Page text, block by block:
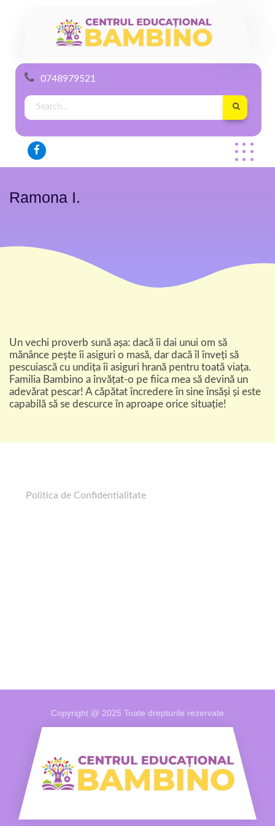
0748979521
Ramona I.
Un vechi proverb sună așa: dacă îi dai unui om să
mănânce pește îi asiguri o masă, dar dacă îl înveți să
pescuiască cu undița îi asiguri hrană pentru toată viața.
Familia Bambino a învățat-o pe fiica mea să devină un
adevărat pescar! A căpătat încredere în sine însăși și este
capabilă să se descurce în aproape orice situație!
Politica de Confidentialitate
Copyright @ 2025 Toate drepturile rezervate